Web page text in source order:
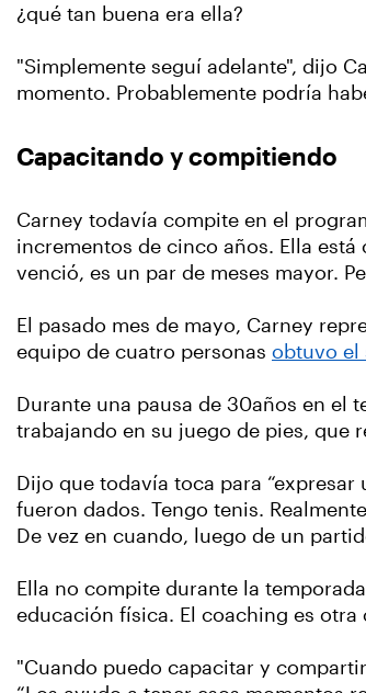
¿qué tan buena era ella?
"Simplemente seguí adelante", dijo
momento. Probablemente podría
Capacitando y compitiendo
Carney todavía compite en el
incrementos de cinco años. Ella
venció, es un par de meses mayor.
El pasado mes de mayo, Carney
equipo de cuatro personas obtuvo el
Durante una pausa de 30años en el
trabajando en su juego de pies, que
Dijo que todavía toca para
fueron dados. Tengo tenis.
De vez en cuando, luego de un
Ella no compite durante la
educación física. El coaching es
"Cuando puedo capacitar y